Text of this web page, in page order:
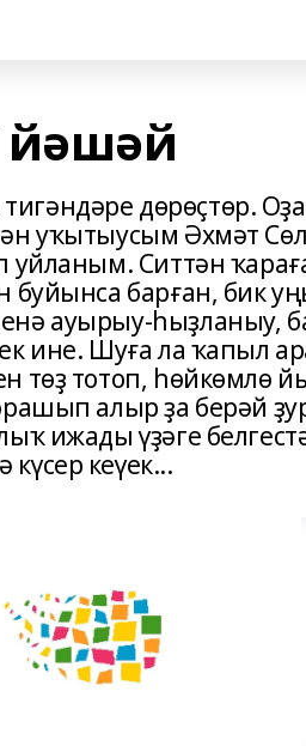
йәшәй
дөрөҫтөр.
уҡытыусым Әхмәт
уйланым. Ситтән
буйынса барған, бик
ауырыу-һыҙланыу,
ине. Шуға ла ҡапыл
төҙ тотоп, һөйкөмлө
алыр ҙа берәй
ижады үҙәге
кеүек...